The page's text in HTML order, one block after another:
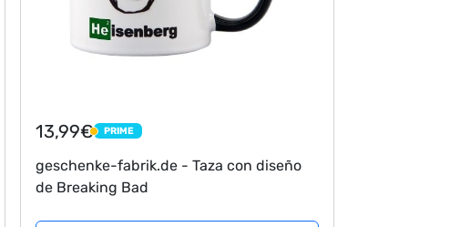
13,99€ PRIME
PRIME
geschenke-fabrik.de - Taza con diseño
de Breaking Bad